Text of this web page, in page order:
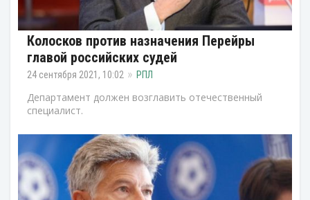
Колосков против назначения Перейры
главой российских судей
24 сентября 2021, 10:02 РПЛ
Департамент должен возглавить отечественный
специалист.